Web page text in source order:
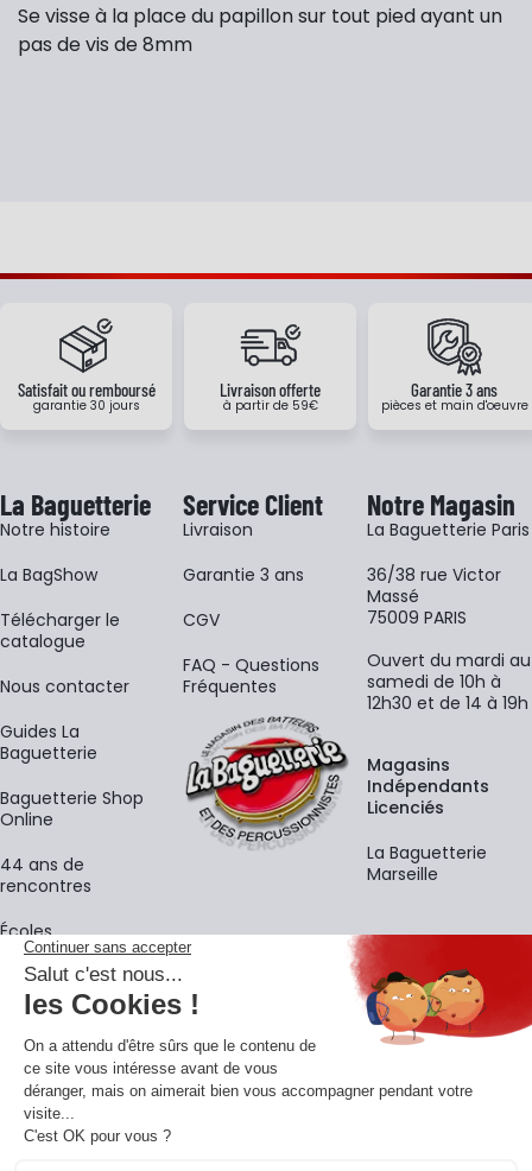
Se visse à la place du papillon sur tout pied ayant un
pas de vis de 8mm
Satisfait ou remboursé
garantie 30 jours
Livraison offerte
à partir de 59€
Garantie 3 ans
pièces et main d'oeuvre
La Baguetterie
Notre histoire
La BagShow
​Télécharger le
catalogue
Nous contacter
Guides La
Baguetterie
Baguetterie Shop
Online
44 ans de
rencontres
Écoles
Service Client
Livraison
Garantie 3 ans
CGV
FAQ - Questions
Fréquentes
Notre Magasin
La Baguetterie Paris
36/38 rue Victor
Massé
75009 PARIS
Ouvert du mardi au
samedi de 10h à
12h30 et de 14 à 19h
Magasins
Indépendants
Licenciés
La Baguetterie
Marseille
La newsletter
Adresse e-mail
En vous inscrivant à notre newsletter, vous acceptez notre
confidentialité.
Retrouvons-nous sur